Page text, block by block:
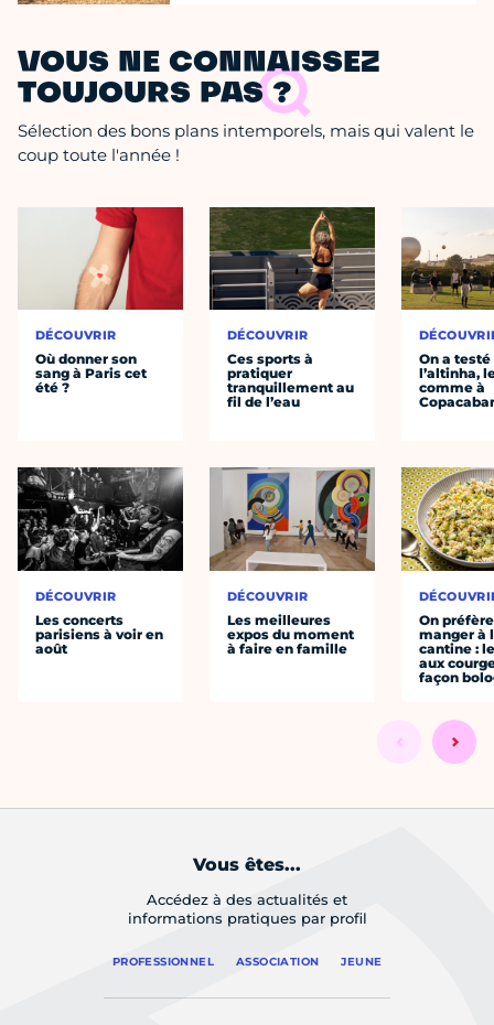
VOUS NE CONNAISSEZ
TOUJOURS PAS ?
Sélection des bons plans intemporels, mais qui valent le
coup toute l'année !
DÉCOUVRIR
Où donner son
sang à Paris cet
été ?
DÉCOUVRIR
Les concerts
parisiens à voir en
août
DÉCOUVRIR
Ces sports à
pratiquer
tranquillement au
fil de l’eau
DÉCOUVRIR
Les meilleures
expos du moment
à faire en famille
On a testé
l’altinha,
comme à
On préfère
manger à
cantine :
aux
façon
Vous êtes...
Accédez à des actualités et
informations pratiques par profil
PROFESSIONNEL ASSOCIATION JEUNE